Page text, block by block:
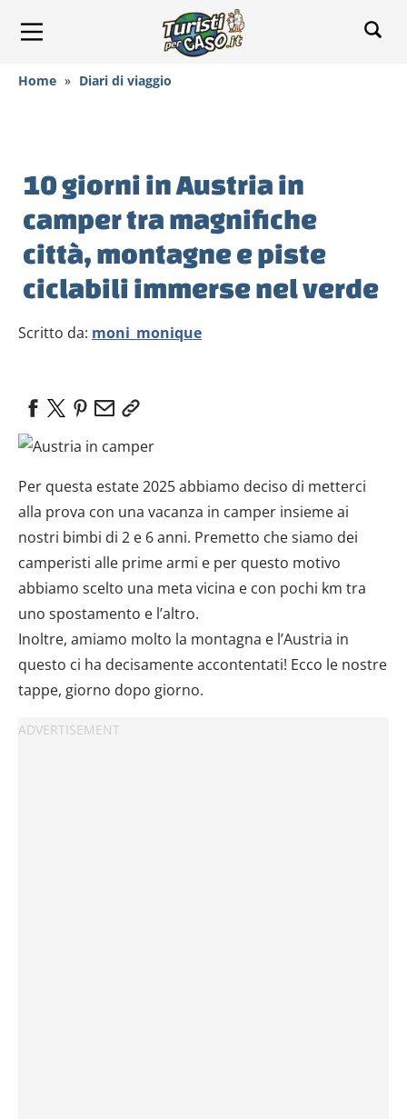
Home » Diari di viaggio
10 giorni in Austria in
camper tra magnifiche
città, montagne e piste
ciclabili immerse nel verde
Scritto da: moni_monique
Per questa estate 2025 abbiamo deciso di metterci
alla prova con una vacanza in camper insieme ai
nostri bimbi di 2 e 6 anni. Premetto che siamo dei
camperisti alle prime armi e per questo motivo
abbiamo scelto una meta vicina e con pochi km tra
uno spostamento e l’altro.
Inoltre, amiamo molto la montagna e l’Austria in
questo ci ha decisamente accontentati! Ecco le nostre
tappe, giorno dopo giorno.